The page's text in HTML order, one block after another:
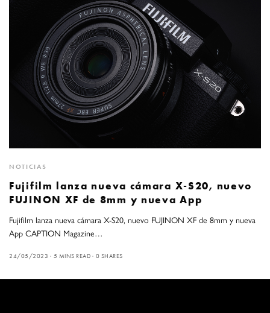
NOTICIAS
Fujifilm lanza nueva cámara X-S20, nuevo
FUJINON XF de 8mm y nueva App
Fujifilm lanza nueva cámara X-S20, nuevo FUJINON XF de 8mm y nueva
App CAPTION Magazine…
24/05/2023 5 MINS READ 0 SHARES